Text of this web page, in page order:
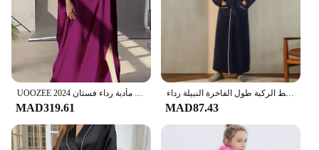
UOOZEE 2024 جديد الخريف المرأة خمر زرر أنيقة مساء ماكسي فساتين طويلة الأكمام فضفاضة الطابق طول مأدبة رداء فستان
MAD319.61
الخريف الشتاء سميكة الدافئة حجم كبير زوجين روب للنوم صالون تجميل النادي الصحي نمط الركبة طول الفاخرة النبيلة رداء
MAD87.43